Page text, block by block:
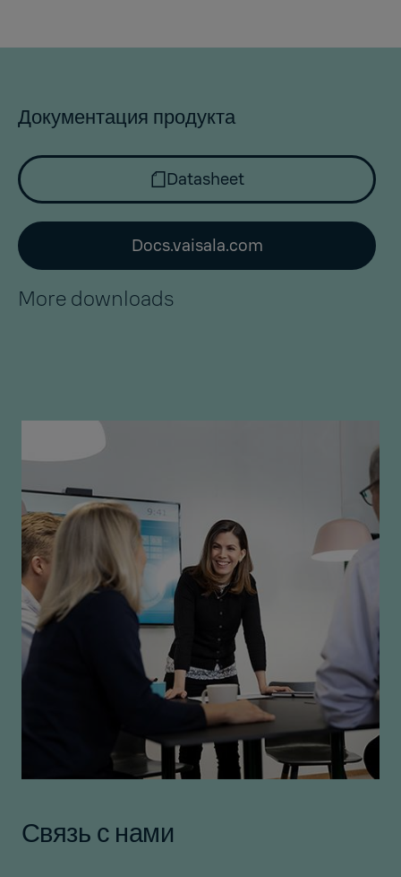
Документация продукта
Datasheet
Docs.vaisala.com
More downloads
Связь с нами